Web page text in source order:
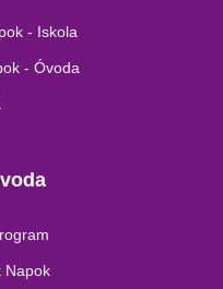
- Iskola
- Óvoda
Napok